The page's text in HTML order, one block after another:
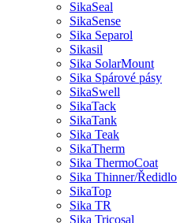
SikaSeal
SikaSense
Sika Separol
Sikasil
Sika SolarMount
Sika Spárové pásy
SikaSwell
SikaTack
SikaTank
Sika Teak
SikaTherm
Sika ThermoCoat
Sika Thinner/Ředidlo
SikaTop
Sika TR
Sika Tricosal